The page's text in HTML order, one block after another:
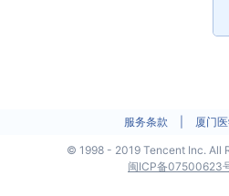
服务条款 厦门
© 1998 - 2019 Tencent Inc. All
闽ICP备07500623